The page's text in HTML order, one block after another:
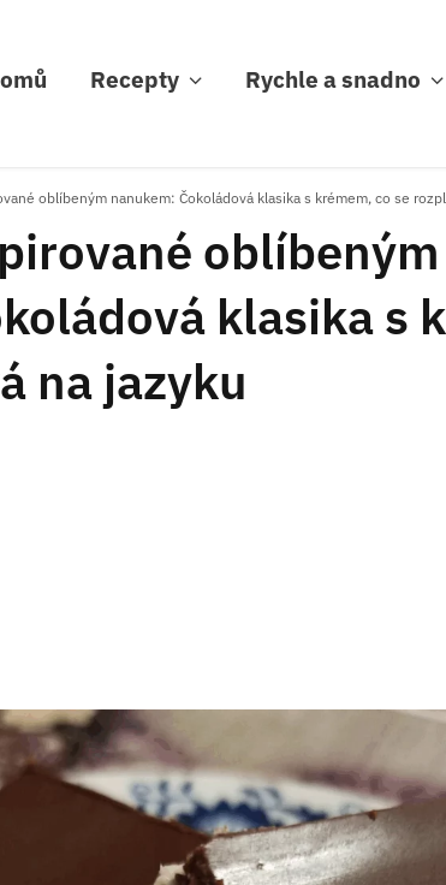
Recepty Rychle a snadno
oblíbeným nanukem: Čokoládová klasika s krémem, co se
oblíbeným
klasika s
na jazyku